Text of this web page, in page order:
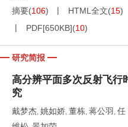
摘要(106) HTML全文(15)
PDF[650KB](10)
研究简报
高分辨平面多次反射飞行
究
戴梦杰, 姚如娇, 董栋, 蒋公羽 , 任